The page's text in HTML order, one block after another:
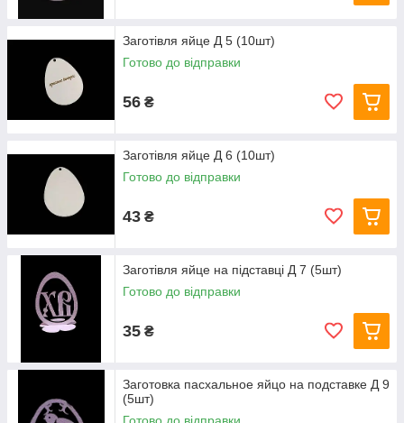
Заготівля яйце Д 5 (10шт)
Готово до відправки
56 ₴
Заготівля яйце Д 6 (10шт)
Готово до відправки
43 ₴
Заготівля яйце на підставці Д 7 (5шт)
Готово до відправки
35 ₴
Заготовка пасхальное яйцо на подставке Д 9
(5шт)